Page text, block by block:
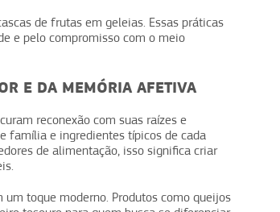
de frutas em geleias. Essas práticas
e pelo compromisso com o meio
E DA MEMÓRIA AFETIVA
reconexão com suas raízes e
família e ingredientes típicos de cada
de alimentação, isso significa criar
toque moderno. Produtos como queijos